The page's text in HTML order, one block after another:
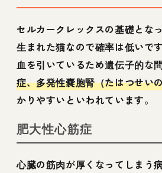
セルカークレックスの基礎とな
生まれた猫なので確率は低いで
血を引いているため遺伝子的な
症、多発性嚢胞腎（たはつせい
かりやすいといわれています。
肥大性心筋症
心臓の筋肉が厚くなってしまう